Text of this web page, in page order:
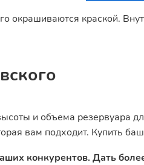
окрашиваются краской.
и объема резервуара
вам подходит. Купить
конкурентов. Дать